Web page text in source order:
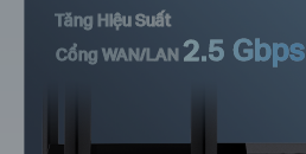
Tăng Hiệu Suất
Cổng WAN/LAN2.5 Gbps